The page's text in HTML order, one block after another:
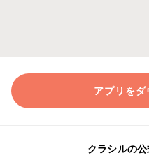
アプリをダ
クラシルの